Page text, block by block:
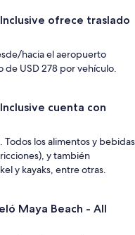
ofrece traslado
hacia el aeropuerto
USD 278 por vehículo.
cuenta con
los alimentos y bebidas
y también
y kayaks, entre otras.
Maya Beach - All